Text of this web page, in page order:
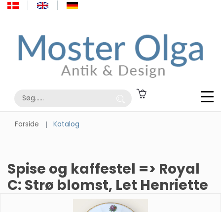
Forside Katalog
Spise og kaffestel => Royal
C: Strø blomst, Let Henriette